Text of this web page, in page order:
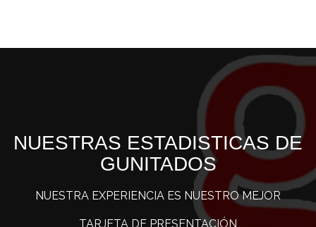
NUESTRAS ESTADISTICAS DE
GUNITADOS
NUESTRA EXPERIENCIA ES NUESTRO MEJOR
TARJETA DE PRESENTACIÓN